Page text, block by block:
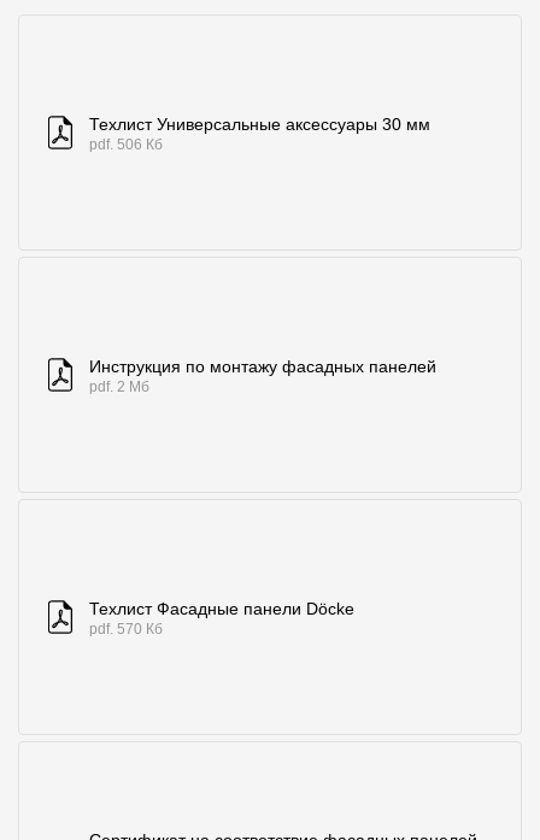
Техлист Универсальные аксессуары 30 мм
pdf. 506 Кб
Инструкция по монтажу фасадных панелей
pdf. 2 Мб
Техлист Фасадные панели Döcke
pdf. 570 Кб